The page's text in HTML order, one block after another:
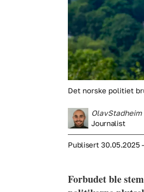
Det norske politiet
OlavStadheim
Journalist
Publisert 30.05.2025
Forbudet ble